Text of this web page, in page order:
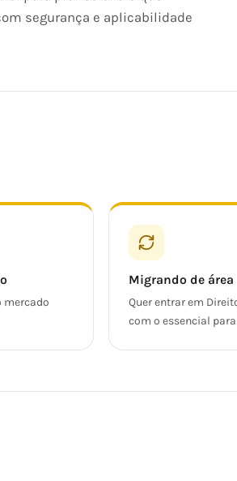
segurança e aplicabilidade
mercado
Migrando de área
Quer entrar em
com o essencial